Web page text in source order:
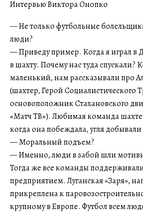
— Не только футбольные
люди?
— Приведу пример. Когда я играл в
в шахту. Почему нас туда спускали?
маленький, нам рассказывали про
(шахтер, Герой Социалистического
основоположник Стахановского
«Матч ТВ»). Любимая команда
когда она побеждала, угля
— Моральный подъем?
— Именно, люди в забой шли
Тогда же все команды
предприятием. Луганская «Заря»,
прикреплена к
крупному в Европе. Футбол всем